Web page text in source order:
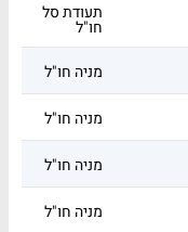
תעודת סל
חו"ל
מניה חו"ל
מניה חו"ל
מניה חו"ל
מניה חו"ל